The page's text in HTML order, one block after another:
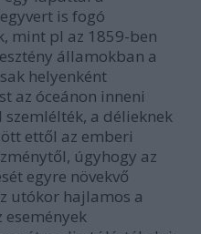
is fogó
mint pl az 1859-ben
államokban a
helyenként
az óceánon inneni
a délieknek
ettől az emberi
úgyhogy az
egyre növekvő
utókor hajlamos a
események